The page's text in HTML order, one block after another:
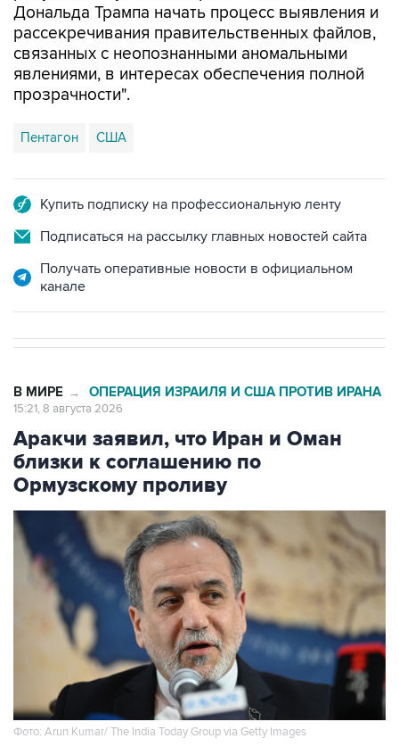
Дональда Трампа начать процесс выявления и
рассекречивания правительственных файлов,
связанных с неопознанными аномальными
явлениями, в интересах обеспечения полной
прозрачности".
Пентагон США
Купить подписку на профессиональную ленту
Подписаться на рассылку главных новостей сайта
Получать оперативные новости в официальном
канале
В МИРЕ → ОПЕРАЦИЯ ИЗРАИЛЯ И США ПРОТИВ ИРАНА
15:21, 8 августа 2026
Аракчи заявил, что Иран и Оман
близки к соглашению по
Ормузскому проливу
Фото: Arun Kumar/ The India Today Group via Getty Images